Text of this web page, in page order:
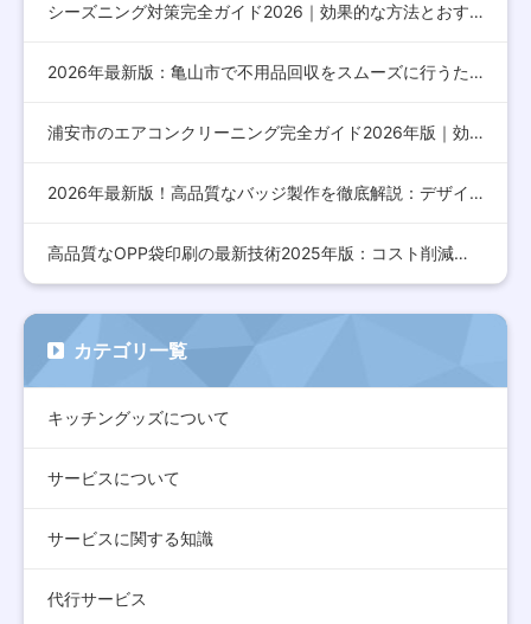
シーズニング対策完全ガイド2026｜効果的な方法とおすすめア…
2026年最新版：亀山市で不用品回収をスムーズに行うための完…
浦安市のエアコンクリーニング完全ガイド2026年版｜効果的な…
2026年最新版！高品質なバッジ製作を徹底解説：デザインから…
高品質なOPP袋印刷の最新技術2025年版：コスト削減とデザ…
カテゴリ一覧
キッチングッズについて
サービスについて
サービスに関する知識
代行サービス